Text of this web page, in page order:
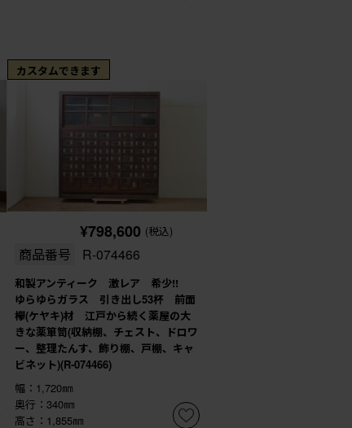
カスタムできます
¥798,600 (税込)
商品番号 R-074466
和製アンティーク 激レア 希少!!
ゆらゆらガラス 引き出し53杯 前面
欅(ケヤキ)材 江戸から続く薬屋の大
きな薬箪笥(収納棚、チェスト、ドロワ
ー、整理たんす、飾り棚、戸棚、キャ
ビネット)(R-074466)
幅：1,720㎜
奥行：340㎜
高さ：1,855㎜